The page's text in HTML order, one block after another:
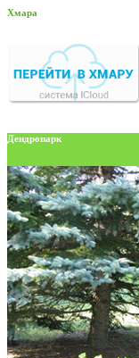
Хмара
Дендропарк